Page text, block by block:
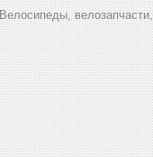
Велосипеды,